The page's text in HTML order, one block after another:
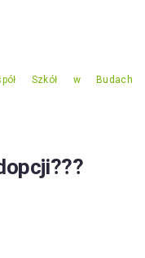
Szkół w Budach